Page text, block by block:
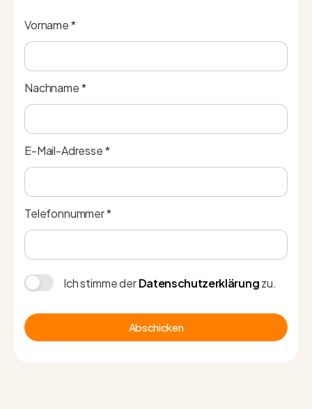
Vorname *
Nachname *
E-Mail-Adresse *
Telefonnummer *
Ich stimme derDatenschutzerklärungzu.
Abschicken